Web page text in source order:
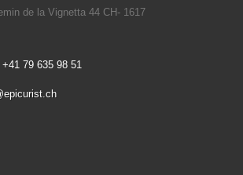
de la Vignetta 44 CH- 1617
+41 79 635 98 51